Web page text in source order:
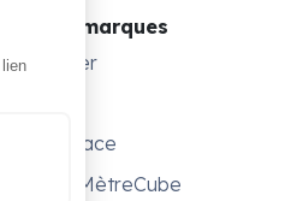
Nos marques
Subter
Surplace
PetitMètreCube